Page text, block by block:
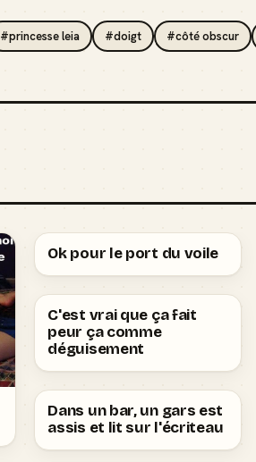
#princesse leia #doigt #côté obscur
Ok pour le port du voile
C'est vrai que ça fait
peur ça comme
déguisement
Dans un bar, un gars est
assis et lit sur l'écriteau